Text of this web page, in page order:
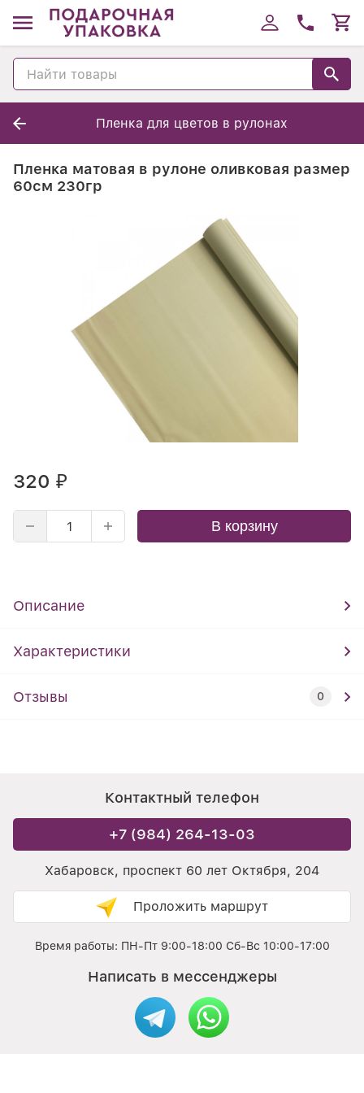
Пленка для цветов в рулонах
Пленка матовая в рулоне оливковая размер
60см 230гр
320 ₽
В корзину
Описание
Характеристики
Отзывы 0
Контактный телефон
+7 (984) 264-13-03
Хабаровск, проспект 60 лет Октября, 204
Проложить маршрут
Время работы: ПН-Пт 9:00-18:00 Сб-Вс 10:00-17:00
Написать в мессенджеры